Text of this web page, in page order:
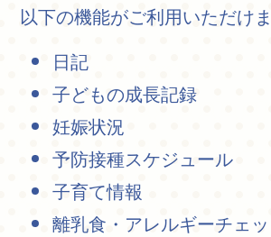
以下の機能がご利用いただけ
日記
子どもの成長記録
妊娠状況
予防接種スケジュール
子育て情報
離乳食・アレルギーチェ